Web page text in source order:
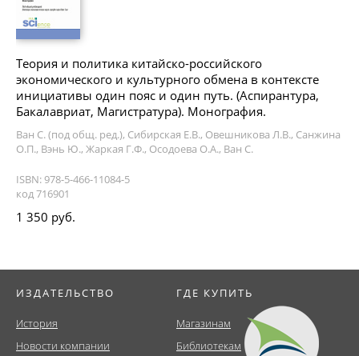
Теория и политика китайско-российского
экономического и культурного обмена в контексте
инициативы один пояс и один путь. (Аспирантура,
Бакалавриат, Магистратура). Монография.
Ван С. (под общ. ред.), Сибирская Е.В., Овешникова Л.В., Санжина
О.П., Вэнь Ю., Жаркая Г.Ф., Осодоева О.А., Ван С.
ISBN: 978-5-466-11084-5
код 716901
1 350 руб.
ИЗДАТЕЛЬСТВО
История
Новости компании
ГДЕ КУПИТЬ
Магазинам
Библиотекам